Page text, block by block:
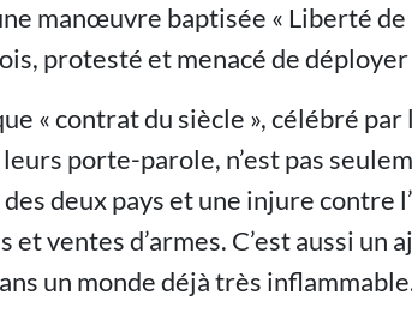
manœuvre baptisée « Liberté de
protesté et menacé de
« contrat du siècle », célébré
porte-parole, n’est pas
deux pays et une injure contre
et ventes d’armes. C’est aussi
un monde déjà très